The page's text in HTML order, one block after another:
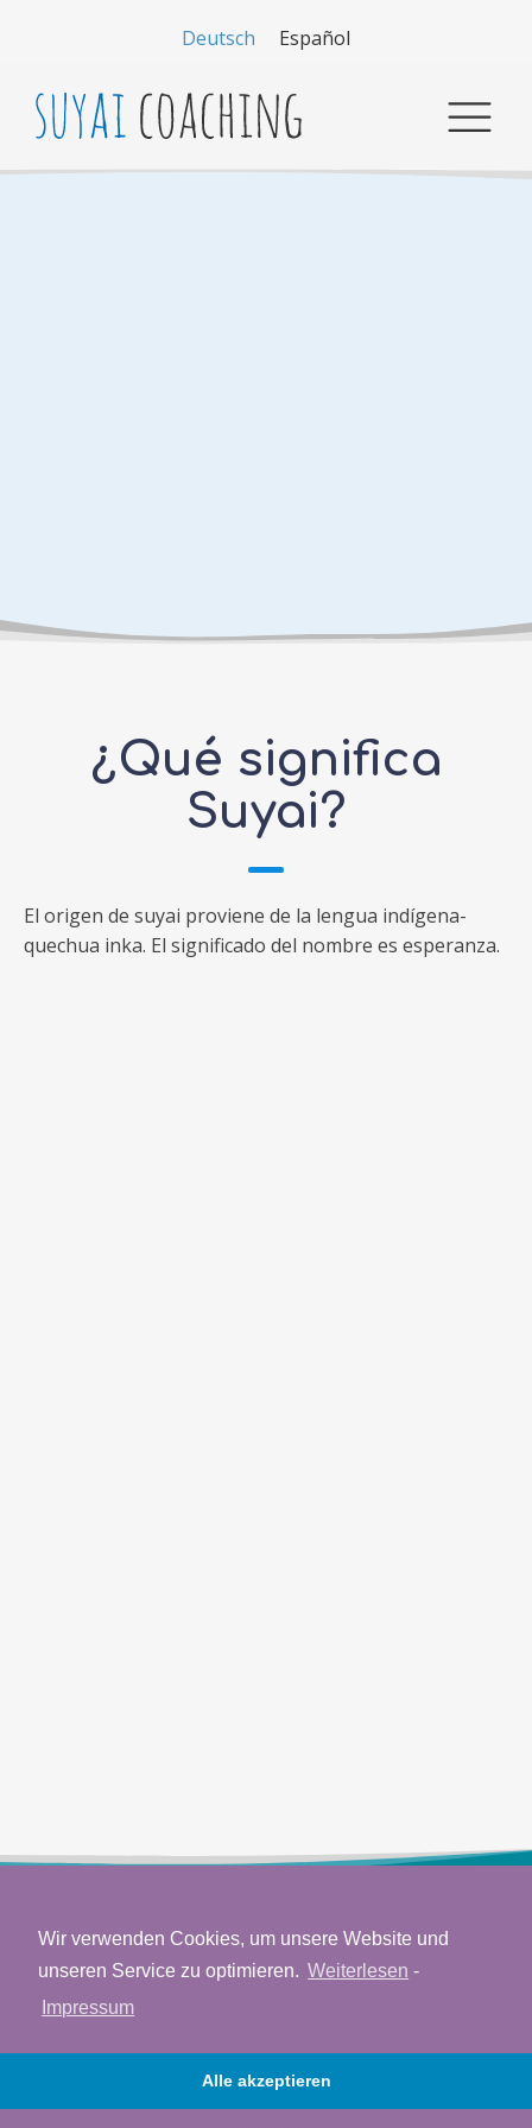
Deutsch Español
¿Qué significa
Suyai?
El origen de suyai proviene de la lengua indígena-
quechua inka. El significado del nombre es esperanza.
Saarstraße. 7
12161 Berlin
Wir verwenden Cookies, um unsere Website und
unseren Service zu optimieren. Weiterlesen -
Impressum
Alle akzeptieren